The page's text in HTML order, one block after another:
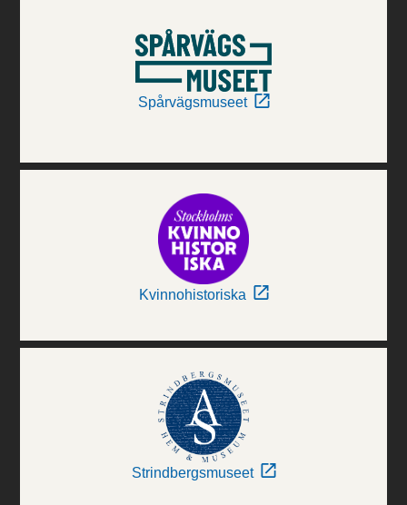
Spårvägsmuseet
Kvinnohistoriska
Strindbergsmuseet